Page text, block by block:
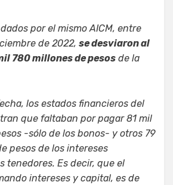
por el mismo AICM, entre
de 2022, se desviaron al
780 millones de pesos de la
los estados financieros del
que faltaban por pagar 81 mil
-sólo de los bonos- y otros 79
pesos de los intereses
tenedores. Es decir, que el
intereses y capital, es de